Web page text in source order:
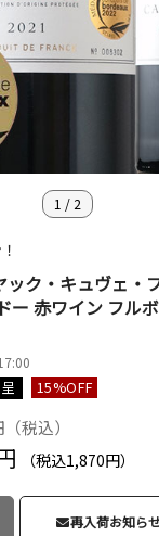
1 / 2
ク・キュヴェ・
ー 赤ワイン フル
15%OFF
税込）
（税込1,870円）
再入荷お知ら